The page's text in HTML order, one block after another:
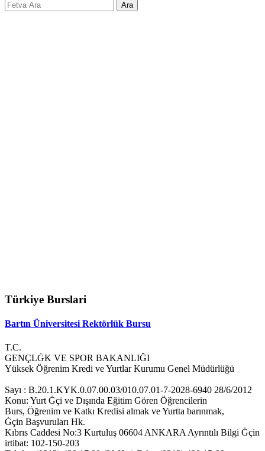
Ara
Türkiye Burslari
Bartın Üniversitesi Rektörlük Bursu
T.C.
GENÇLĠK VE SPOR BAKANLIĞI
Yüksek Öğrenim Kredi ve Yurtlar Kurumu Genel Müdürlüğü
Sayı : B.20.1.KYK.0.07.00.03/010.07.01-7-2028-6940 28/6/2012
Konu: Yurt Ġçi ve Dışında Eğitim Gören Öğrencilerin
Burs, Öğrenim ve Katkı Kredisi almak ve Yurtta barınmak,
Ġçin Başvuruları Hk.
Kıbrıs Caddesi No:3 Kurtuluş 06604 ANKARA Ayrıntılı Bilgi Ġçin
irtibat: 102-150-203